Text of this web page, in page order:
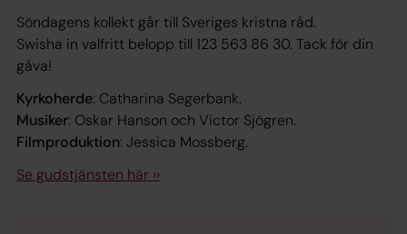
Söndagens kollekt går till Sveriges kristna råd.
Swisha in valfritt belopp till 123 563 86 30. Tack för din
gåva!
Kyrkoherde: Catharina Segerbank.
Musiker: Oskar Hanson och Victor Sjögren.
Filmproduktion: Jessica Mossberg.
Se gudstjänsten här ››